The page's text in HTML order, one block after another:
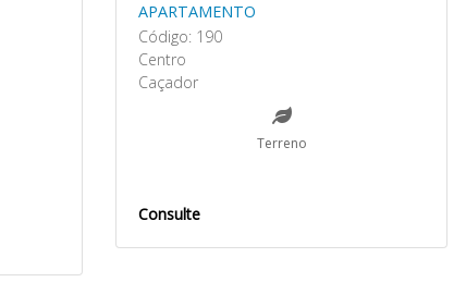
APARTAMENTO
Código: 190
Centro
Caçador
Terreno
Consulte